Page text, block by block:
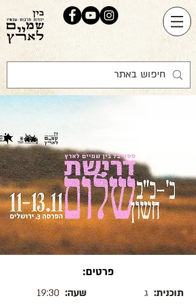
פרטים:
19:30 שעה: ג תוכנית: